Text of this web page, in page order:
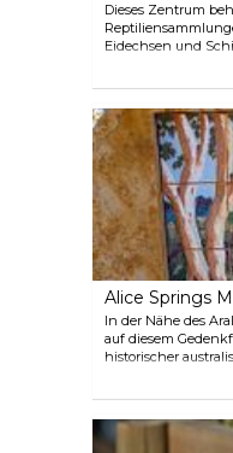
Dieses Zentrum
Eidechsen und
erstaunliche und
Kreaturen
Altersgruppen
Bildung für die
Alice Springs
In der Nähe des
auf diesem
historischer
Aborigine-Malers